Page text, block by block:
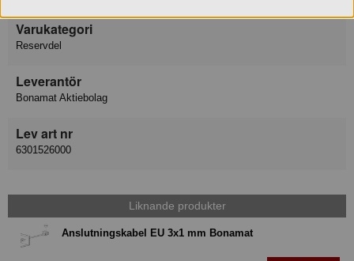
Varukategori
Reservdel
Leverantör
Bonamat Aktiebolag
Lev art nr
6301526000
Liknande produkter
Anslutningskabel EU 3x1 mm Bonamat